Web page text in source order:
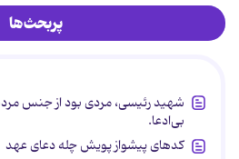
پربحث‌ها
شهید رئیسی، مردی بود از جنس
بی‌ادعا.
کدهای پیشواز پویش چله دعای عهد